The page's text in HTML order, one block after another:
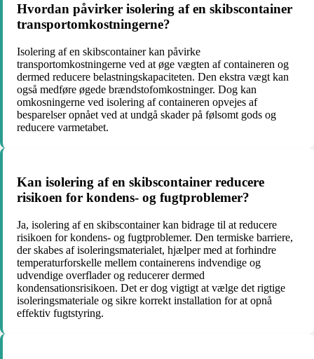
Hvordan påvirker isolering af en skibscontainer
transportomkostningerne?
Isolering af en skibscontainer kan påvirke
transportomkostningerne ved at øge vægten af containeren og
dermed reducere belastningskapaciteten. Den ekstra vægt kan
også medføre øgede brændstofomkostninger. Dog kan
omkosningerne ved isolering af containeren opvejes af
besparelser opnået ved at undgå skader på følsomt gods og
reducere varmetabet.
Kan isolering af en skibscontainer reducere
risikoen for kondens- og fugtproblemer?
Ja, isolering af en skibscontainer kan bidrage til at reducere
risikoen for kondens- og fugtproblemer. Den termiske barriere,
der skabes af isoleringsmaterialet, hjælper med at forhindre
temperaturforskelle mellem containerens indvendige og
udvendige overflader og reducerer dermed
kondensationsrisikoen. Det er dog vigtigt at vælge det rigtige
isoleringsmateriale og sikre korrekt installation for at opnå
effektiv fugtstyring.